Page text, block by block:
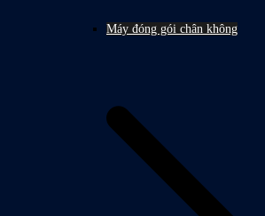
Máy đóng gói chân không